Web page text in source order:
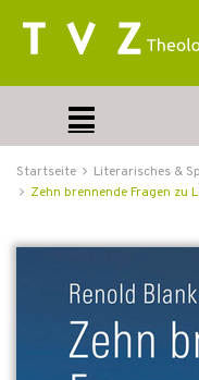
Startseite Literarisches &
Zehn brennende Fragen zu